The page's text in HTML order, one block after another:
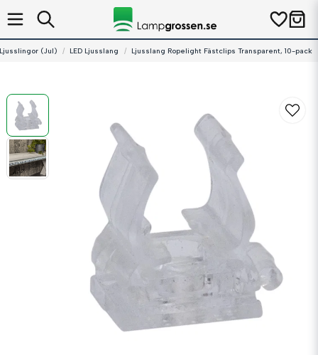
Ljusslingor (Jul) LED Ljusslang Ljusslang Ropelight Fästclips Transparent, 10-pack